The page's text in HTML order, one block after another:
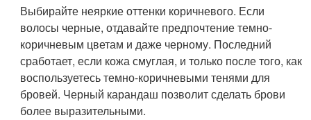
Выбирайте неяркие оттенки коричневого. Если
волосы черные, отдавайте предпочтение темно-
коричневым цветам и даже черному. Последний
сработает, если кожа смуглая, и только после того, как
воспользуетесь темно-коричневыми тенями для
бровей. Черный карандаш позволит сделать брови
более выразительными.